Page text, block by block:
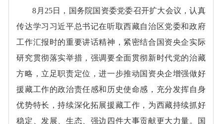
8月25日，国务院国资委党委召开扩大会议，认真
传达学习习近平总书记在听取西藏自治区党委和政府
工作汇报时的重要讲话精神，紧密结合国资央企实际
研究贯彻落实举措，强调要全面贯彻新时代党的治藏
方略，立足职责定位，进一步推动国资央企增强做好
援藏工作的政治责任感和历史使命感，充分发挥自身
优势特长，持续深化拓展援藏工作，为西藏持续抓好
稳定、发展、生态、强边四件大事贡献更大力量。国